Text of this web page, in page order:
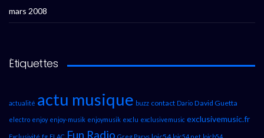
mars 2008
Étiquettes
actualité actu musique buzz contact Dario David Guetta
electro enjoy enjoy-musik enjoymusik exclu exclusivemusic exclusivemusic.fr
Fun Radio